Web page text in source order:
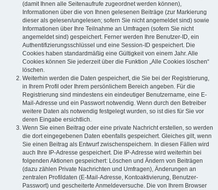
(damit Ihnen alle Seitenaufrufe zugeordnet werden können),
Informationen über die von Ihnen gelesenen Beiträge (zur Markierung
dieser als gelesen/ungelesen; sofern Sie nicht angemeldet sind) sowie
Informationen über Ihre Teilnahme an Umfragen (sofern Sie nicht
angemeldet sind) gespeichert. Ferner werden Ihre Benutzer-ID, ein
Authentifizierungsschlüssel und eine Session-ID gespeichert. Die
Cookies haben standardmäßig eine Gültigkeit von einem Jahr. Alle
Cookies können Sie jederzeit über die Funktion „Alle Cookies löschen“
löschen.
Weiterhin werden die Daten gespeichert, die Sie bei der Registrierung,
in Ihrem Profil oder Ihrem persönlichem Bereich angeben. Für die
Registrierung sind mindestens ein eindeutiger Benutzername, eine E-
Mail-Adresse und ein Passwort notwendig. Wenn durch den Betreiber
weitere Daten als notwendig festgelegt wurden, so ist dies für Sie vor
deren Eingabe ersichtlich.
Wenn Sie einen Beitrag oder eine private Nachricht erstellen, so werden
die dort eingegebenen Daten ebenfalls gespeichert. Gleiches gilt, wenn
Sie einen Beitrag als Entwurf zwischenspeichern. In diesen Fällen wird
auch Ihre IP-Adresse gespeichert. Die IP-Adresse wird weiterhin bei
folgenden Aktionen gespeichert: Löschen und Ändern von Beiträgen
(dazu zählen Private Nachrichten und Umfragen), Änderungen an
zentralen Profildaten (E-Mail-Adresse, Kontoaktivierung, Benutzer-
Passwort) und gescheiterte Anmeldeversuche. Die von Ihrem Browser